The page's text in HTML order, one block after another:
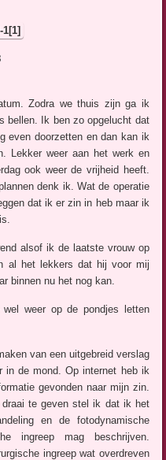
Zodra we thuis zijn ga ik
bellen. Ik ben zo opgelucht dat
even doorzetten en dan kan ik
Lekker weer aan het werk en
ook weer de vrijheid heeft.
denk ik. Wat de operatie
dat ik er zin in heb maar ik
alsof ik de laatste vrouw op
al het lekkers dat hij voor mij
binnen nu het nog kan.
weer op de pondjes letten
van een uitgebreid verslag
in de mond. Op internet heb ik
gevonden naar mijn zin.
te geven stel ik dat ik het
en de fotodynamische
ingreep mag beschrijven.
ingreep wat overdreven